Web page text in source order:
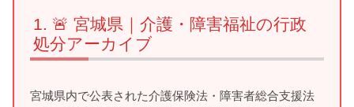
🚨 宮城県｜介護・障害福祉の行政
処分アーカイブ
宮城県内で公表された介護保険法・障害者総合支援法